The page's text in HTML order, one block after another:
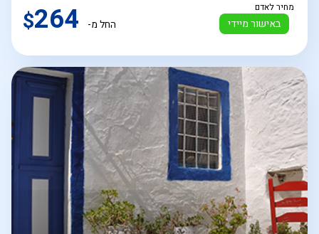
באישור מיידי
מחיר לאדם
החל מ- $264